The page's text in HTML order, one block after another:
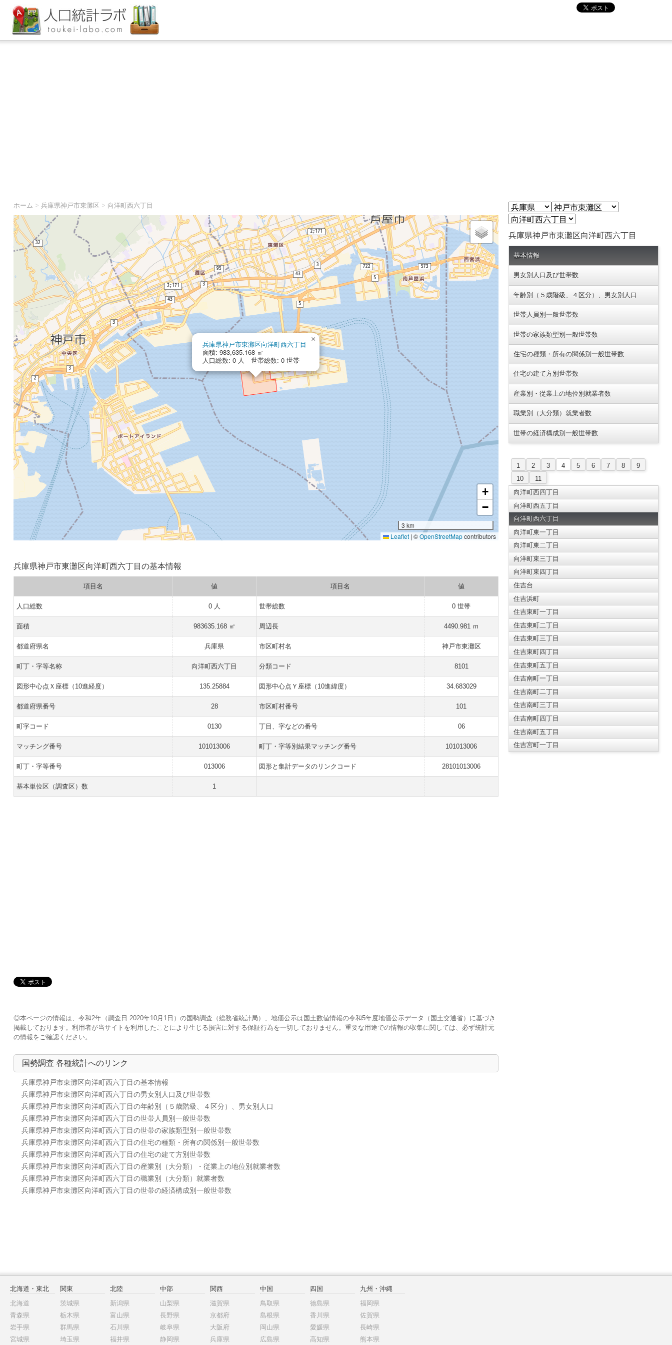
ホーム > 兵庫県神戸市東灘区 > 向洋町西六丁目
兵庫県神戸市東灘区向洋町西六丁目
面積: 983,635.168 ㎡
人口総数: 0 人 世帯総数: 0 世帯
×
+
−
3 km
Leaflet | ©OpenStreetMapcontributors
兵庫県神戸市東灘区向洋町西六丁目の基本情報
項目名 値 項目名 値
人口総数 0 人 世帯総数 0 世帯
面積 983635.168 ㎡ 周辺長 4490.981 ｍ
都道府県名 兵庫県 市区町村名 神戸市東灘区
町丁・字等名称 向洋町西六丁目 分類コード 8101
図形中心点Ｘ座標（10進経度） 135.25884 図形中心点Ｙ座標（10進緯度） 34.683029
都道府県番号 28 市区町村番号 101
町字コード 0130 丁目、字などの番号 06
マッチング番号 101013006 町丁・字等別結果マッチング番号 101013006
町丁・字等番号 013006 図形と集計データのリンクコード 28101013006
基本単位区（調査区）数 1
◎本ページの情報は、令和2年（調査日 2020年10月1日）の国勢調査（総務省統計局）、地価公示は国土数値情報の令和5年度地価公示データ（国土交通省）に基づき
掲載しております。利用者が当サイトを利用したことにより生じる損害に対する保証行為を一切しておりません。重要な用途での情報の収集に関しては、必ず統計元
の情報をご確認ください。
国勢調査 各種統計へのリンク
兵庫県神戸市東灘区向洋町西六丁目の基本情報
兵庫県神戸市東灘区向洋町西六丁目の男女別人口及び世帯数
兵庫県神戸市東灘区向洋町西六丁目の年齢別（５歳階級、４区分）、男女別人口
兵庫県神戸市東灘区向洋町西六丁目の世帯人員別一般世帯数
兵庫県神戸市東灘区向洋町西六丁目の世帯の家族類型別一般世帯数
兵庫県神戸市東灘区向洋町西六丁目の住宅の種類・所有の関係別一般世帯数
兵庫県神戸市東灘区向洋町西六丁目の住宅の建て方別世帯数
兵庫県神戸市東灘区向洋町西六丁目の産業別（大分類）・従業上の地位別就業者数
兵庫県神戸市東灘区向洋町西六丁目の職業別（大分類）就業者数
兵庫県神戸市東灘区向洋町西六丁目の世帯の経済構成別一般世帯数
兵庫県神戸市東灘区向洋町西六丁目
基本情報
男女別人口及び世帯数
年齢別（５歳階級、４区分）、男女別人口
世帯人員別一般世帯数
世帯の家族類型別一般世帯数
住宅の種類・所有の関係別一般世帯数
住宅の建て方別世帯数
産業別・従業上の地位別就業者数
職業別（大分類）就業者数
世帯の経済構成別一般世帯数
1 2 3 4 5 6 7 8
9
10
11
向洋町西四丁目
向洋町西五丁目
向洋町西六丁目
向洋町東一丁目
向洋町東二丁目
向洋町東三丁目
向洋町東四丁目
住吉台
住吉浜町
住吉東町一丁目
住吉東町二丁目
住吉東町三丁目
住吉東町四丁目
住吉東町五丁目
住吉南町一丁目
住吉南町二丁目
住吉南町三丁目
住吉南町四丁目
住吉南町五丁目
住吉宮町一丁目
北海道・東北
北海道
青森県
岩手県
宮城県
関東
茨城県
栃木県
群馬県
埼玉県
北陸
新潟県
富山県
石川県
福井県
中部
山梨県
長野県
岐阜県
静岡県
関西
滋賀県
京都府
大阪府
兵庫県
中国
鳥取県
島根県
岡山県
広島県
四国
徳島県
香川県
愛媛県
高知県
九州・沖縄
福岡県
佐賀県
長崎県
熊本県